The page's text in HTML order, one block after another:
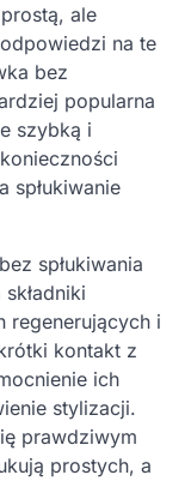
ale
na te
bez
popularna
szybką i
spłukiwanie
spłukiwania
regenerujących i
kontakt z
ich
stylizacji.
prawdziwym
prostych, a